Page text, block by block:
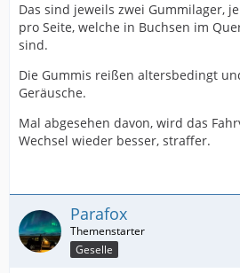
Das sind jeweils zwei Gummilager,
pro Seite, welche in Buchsen im
sind.
Die Gummis reißen altersbedingt
Geräusche.
Mal abgesehen davon, wird das
Wechsel wieder besser, straffer.
Parafox
Geselle